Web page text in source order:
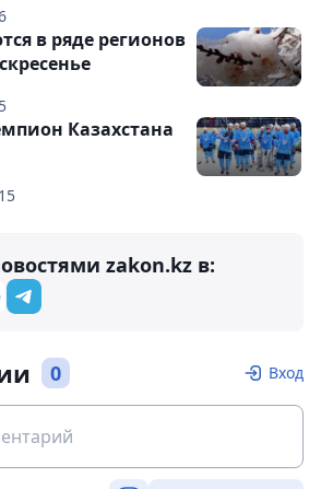
в ряде регионов
Казахстана
zakon.kz в:
0 Вход